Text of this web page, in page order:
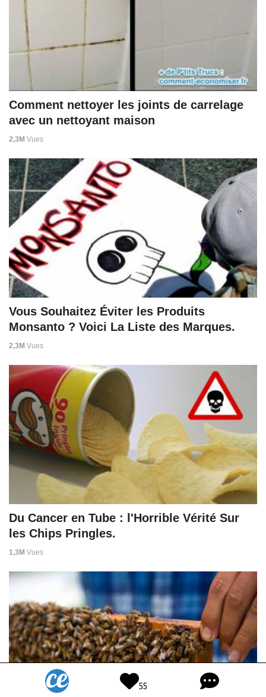
Comment nettoyer les joints de carrelage
avec un nettoyant maison
2,3M Vues
Vous Souhaitez Éviter les Produits
Monsanto ? Voici La Liste des Marques.
2,3M Vues
Du Cancer en Tube : l'Horrible Vérité Sur
les Chips Pringles.
1,3M Vues
55